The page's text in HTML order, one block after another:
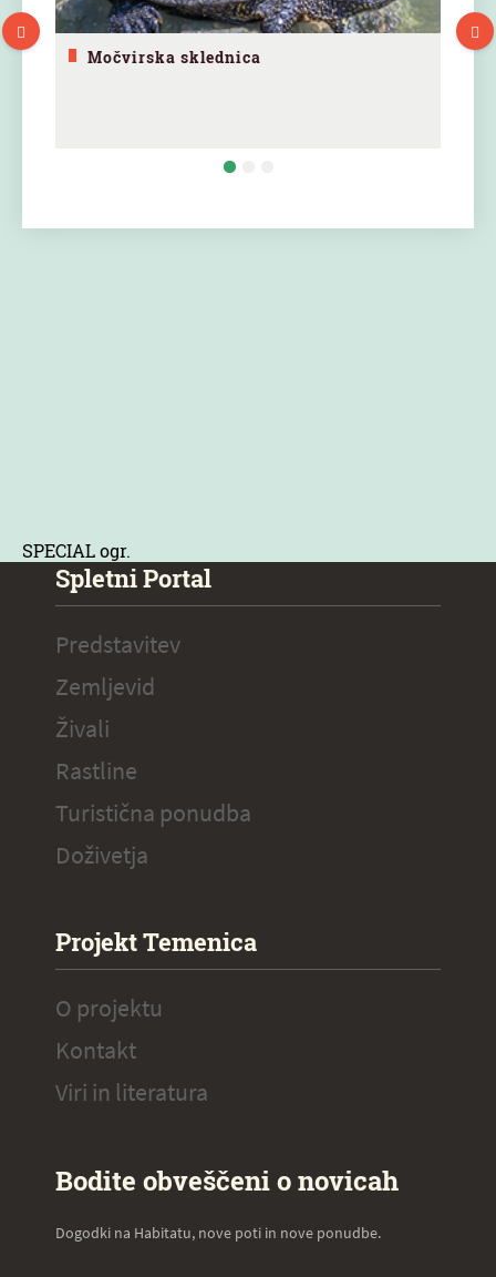
Močvirska sklednica
SPECIAL ogr.
Spletni Portal
Predstavitev
Zemljevid
Živali
Rastline
Turistična ponudba
Doživetja
Projekt Temenica
O projektu
Kontakt
Viri in literatura
Bodite obveščeni o novicah
Dogodki na Habitatu, nove poti in nove ponudbe.